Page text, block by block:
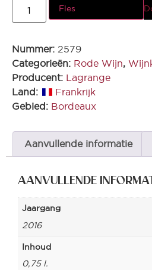
Fles
Nummer: 2579
Categorieën: Rode Wijn,
Producent: Lagrange
Land:
Frankrijk
Gebied: Bordeaux
Aanvullende informatie
AANVULLENDE
Jaargang
2016
Inhoud
0,75 l.